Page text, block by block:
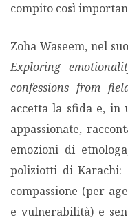
compito così
Zoha Waseem, nel
Exploring
confessions from
accetta la sfida e, in
appassionate,
emozioni di
poliziotti di Karachi:
compassione (per
e vulnerabilità) e